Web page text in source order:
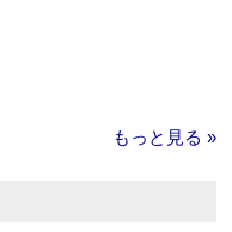
もっと見る »